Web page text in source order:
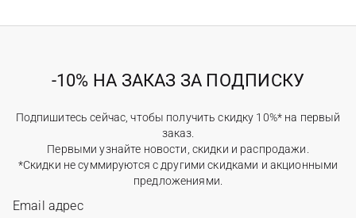
-10% НА ЗАКАЗ ЗА ПОДПИСКУ
Подпишитесь сейчас, чтобы получить скидку 10%* на первый
заказ.
Первыми узнайте новости, скидки и распродажи.
*Скидки не суммируются с другими скидками и акционными
предложениями.